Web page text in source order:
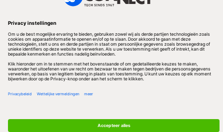
Volg ons
Redactionele partner
Algemene Voorwaarden & Copyrights